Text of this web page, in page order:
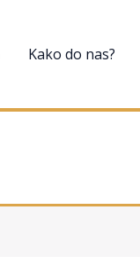
Kako do nas?